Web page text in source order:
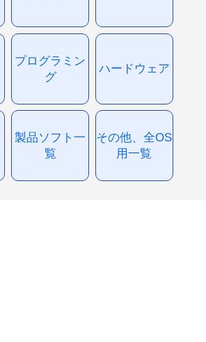
プログラミン
グ
ハードウェア
製品ソフト一
覧
その他、全OS
用一覧